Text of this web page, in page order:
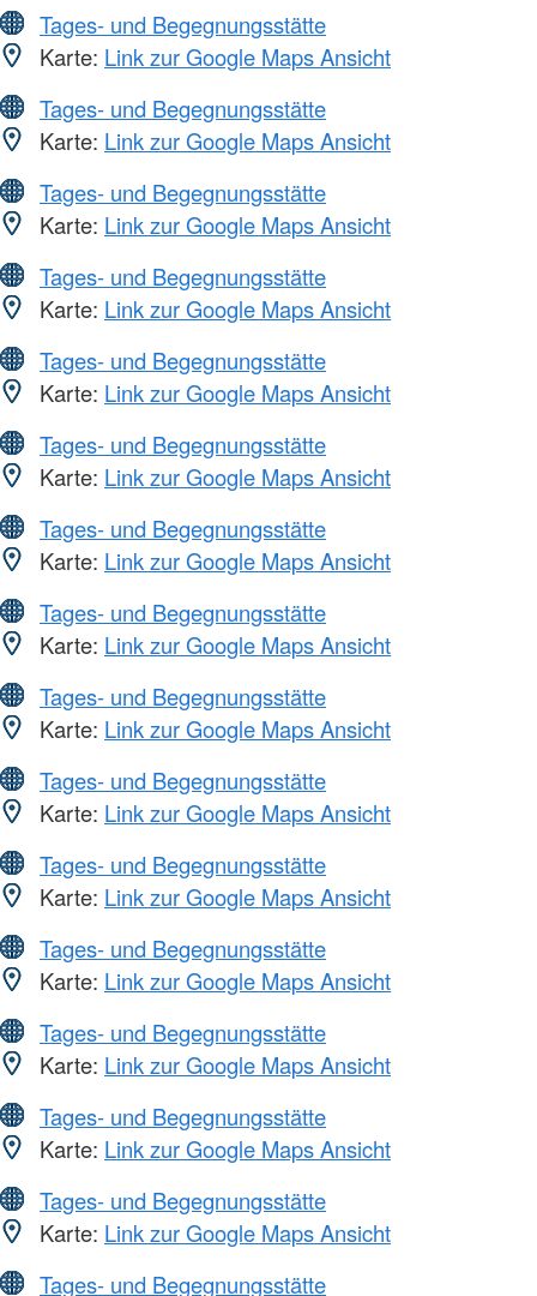
Tages- und Begegnungsstätte
Karte: Link zur Google Maps Ansicht
Tages- und Begegnungsstätte
Karte: Link zur Google Maps Ansicht
Tages- und Begegnungsstätte
Karte: Link zur Google Maps Ansicht
Tages- und Begegnungsstätte
Karte: Link zur Google Maps Ansicht
Tages- und Begegnungsstätte
Karte: Link zur Google Maps Ansicht
Tages- und Begegnungsstätte
Karte: Link zur Google Maps Ansicht
Tages- und Begegnungsstätte
Karte: Link zur Google Maps Ansicht
Tages- und Begegnungsstätte
Karte: Link zur Google Maps Ansicht
Tages- und Begegnungsstätte
Karte: Link zur Google Maps Ansicht
Tages- und Begegnungsstätte
Karte: Link zur Google Maps Ansicht
Tages- und Begegnungsstätte
Karte: Link zur Google Maps Ansicht
Tages- und Begegnungsstätte
Karte: Link zur Google Maps Ansicht
Tages- und Begegnungsstätte
Karte: Link zur Google Maps Ansicht
Tages- und Begegnungsstätte
Karte: Link zur Google Maps Ansicht
Tages- und Begegnungsstätte
Karte: Link zur Google Maps Ansicht
Tages- und Begegnungsstätte